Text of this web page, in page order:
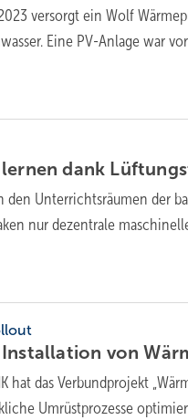
versorgt ein Wolf
Eine PV-Anlage war
dank
den Unterrichtsräumen der
nur dezentrale
Installation von
hat das Verbund­projekt
Umrüst­prozesse